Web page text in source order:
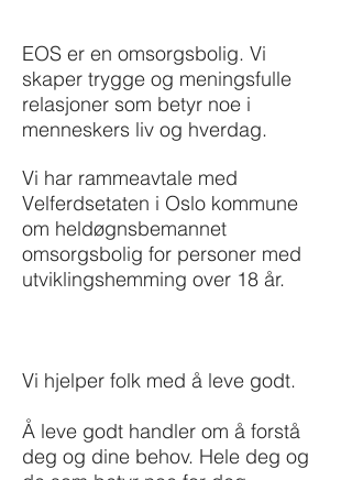
EOS er en omsorgsbolig. Vi
skaper trygge og meningsfulle
relasjoner som betyr noe i
menneskers liv og hverdag.
Vi har rammeavtale med
Velferdsetaten i Oslo kommune
om heldøgnsbemannet
omsorgsbolig for personer med
utviklingshemming over 18 år.
Vi hjelper folk med å leve godt.
Å leve godt handler om å forstå
deg og dine behov. Hele deg og